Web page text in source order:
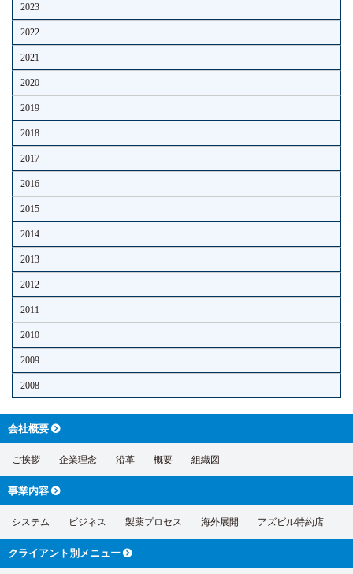
2023
2022
2021
2020
2019
2018
2017
2016
2015
2014
2013
2012
2011
2010
2009
2008
会社概要
ご挨拶 企業理念 沿革 概要 組織図
事業内容
システム ビジネス 製薬プロセス 海外展開 アズビル特約店
クライアント別 メニュー